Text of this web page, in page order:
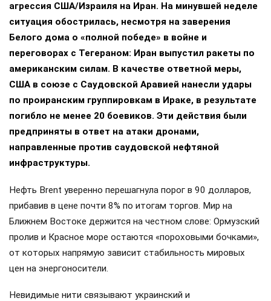
агрессия США/Израиля на Иран. На минувшей неделе
ситуация обострилась, несмотря на заверения
Белого дома о «полной победе» в войне и
переговорах с Тегераном: Иран выпустил ракеты по
американским силам. В качестве ответной меры,
США в союзе с Саудовской Аравией нанесли удары
по проиранским группировкам в Ираке, в результате
погибло не менее 20 боевиков. Эти действия были
предприняты в ответ на атаки дронами,
направленные против саудовской нефтяной
инфраструктуры.
Нефть Brent уверенно перешагнула порог в 90 долларов,
прибавив в цене почти 8% по итогам торгов. Мир на
Ближнем Востоке держится на честном слове: Ормузский
пролив и Красное море остаются «пороховыми бочками»,
от которых напрямую зависит стабильность мировых
цен на энергоносители.
Невидимые нити связывают украинский и